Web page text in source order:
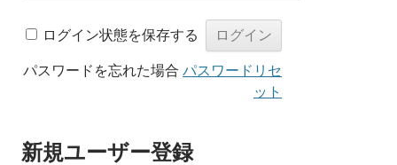
ログイン状態を保存する
パスワードを忘れた場合 パスワードリセ
ット
新規ユーザー登録